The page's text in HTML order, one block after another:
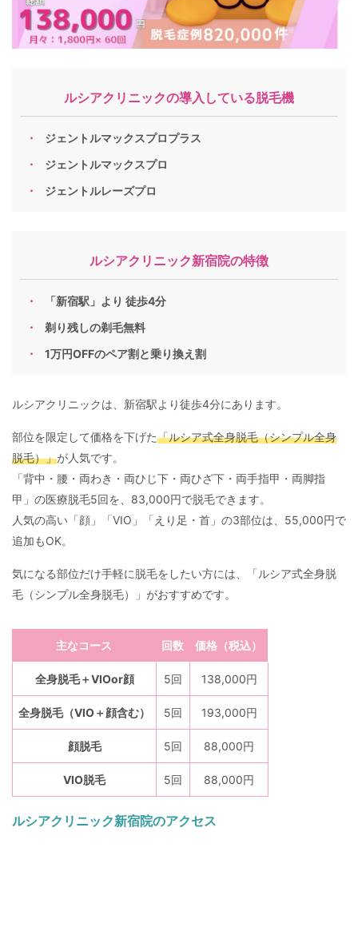
ルシアクリニックの導入している脱毛機
ジェントルマックスプロプラス
ジェントルマックスプロ
ジェントルレーズプロ
ルシアクリニック新宿院の特徴
「新宿駅」より 徒歩4分
剃り残しの剃毛無料
1万円OFFのペア割と乗り換え割
ルシアクリニックは、新宿駅より徒歩4分にあります。
部位を限定して価格を下げた「ルシア式全身脱毛（シンプル全身
脱毛）」が人気です。
「背中・腰・両わき・両ひじ下・両ひざ下・両手指甲・両脚指
甲」の医療脱毛5回を、83,000円で脱毛できます。
人気の高い「顔」「VIO」「えり足・首」の3部位は、55,000円で
追加もOK。
気になる部位だけ手軽に脱毛をしたい方には、「ルシア式全身脱
毛（シンプル全身脱毛）」がおすすめです。
主なコース 回数 価格（税込）
全身脱毛＋VIOor顔 5回 138,000円
全身脱毛（VIO＋顔含む） 5回 193,000円
顔脱毛 5回 88,000円
VIO脱毛 5回 88,000円
ルシアクリニック新宿院のアクセス